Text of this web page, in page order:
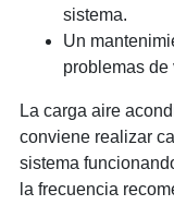
sistema.
Un
problemas de
La carga aire
conviene realizar
sistema
la frecuencia